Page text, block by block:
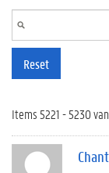
Reset
Items 5221 - 5230